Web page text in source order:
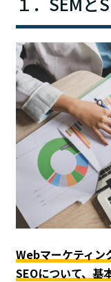
Webマーケティン
SEOについて、基